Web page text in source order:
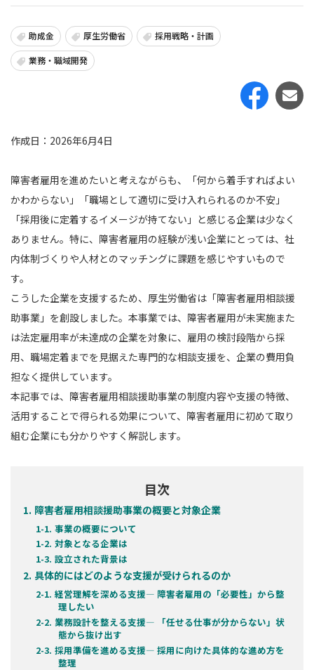
助成金 厚生労働省 採用戦略・計画
業務・職域開発
作成日：2026年6月4日
障害者雇用を進めたいと考えながらも、「何から着手すればよい
かわからない」「職場として適切に受け入れられるのか不安」
「採用後に定着するイメージが持てない」と感じる企業は少なく
ありません。特に、障害者雇用の経験が浅い企業にとっては、社
内体制づくりや人材とのマッチングに課題を感じやすいもので
す。
こうした企業を支援するため、厚生労働省は「障害者雇用相談援
助事業」を創設しました。本事業では、障害者雇用が未実施また
は法定雇用率が未達成の企業を対象に、雇用の検討段階から採
用、職場定着までを見据えた専門的な相談支援を、企業の費用負
担なく提供しています。
本記事では、障害者雇用相談援助事業の制度内容や支援の特徴、
活用することで得られる効果について、障害者雇用に初めて取り
組む企業にも分かりやすく解説します。
目次
障害者雇用相談援助事業の概要と対象企業
事業の概要について
対象となる企業は
設立された背景は
具体的にはどのような支援が受けられるのか
経営理解を深める支援― 障害者雇用の「必要性」から整
理したい
業務設計を整える支援― 「任せる仕事が分からない」状
態から抜け出す
採用準備を進める支援― 採用に向けた具体的な進め方を
整理